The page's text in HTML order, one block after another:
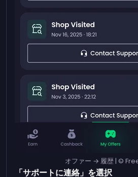
オファー → 履歴 | ©
「サポートに連絡」を選択